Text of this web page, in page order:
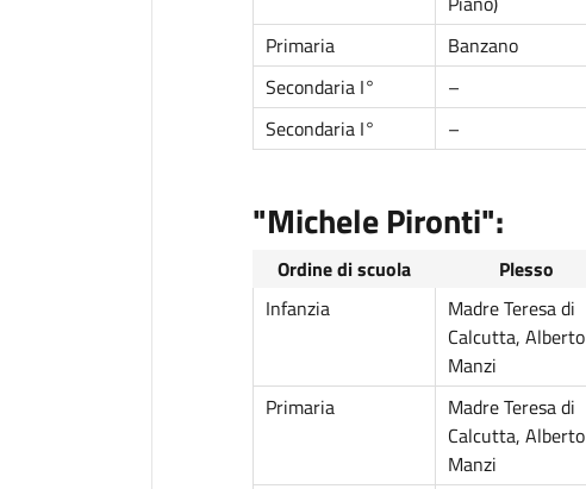
Primaria Banzano
Secondaria I°
–
Secondaria I°
–
"Michele Pironti":
Ordine di scuola Plesso
Infanzia
Madre Teresa di
Calcutta, Alberto
Manzi
Primaria
Madre Teresa di
Calcutta, Alberto
Manzi